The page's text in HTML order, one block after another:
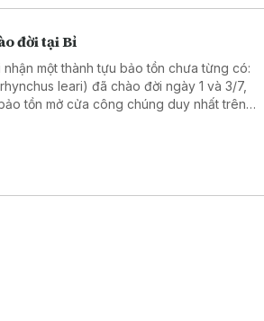
đời tại Bỉ
một thành tựu bảo tồn chưa từng có:
leari) đã chào đời ngày 1 và 3/7,
tồn mở cửa công chúng duy nhất trên